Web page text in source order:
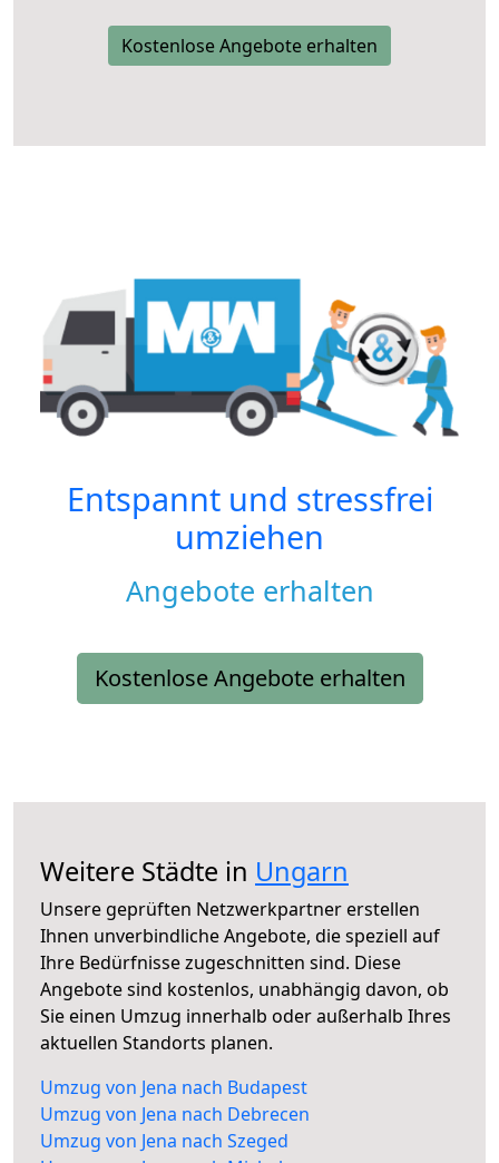
Kostenlose Angebote erhalten
Entspannt und stressfrei
umziehen
Angebote erhalten
Kostenlose Angebote erhalten
Weitere Städte in Ungarn
Unsere geprüften Netzwerkpartner erstellen
Ihnen unverbindliche Angebote, die speziell auf
Ihre Bedürfnisse zugeschnitten sind. Diese
Angebote sind kostenlos, unabhängig davon, ob
Sie einen Umzug innerhalb oder außerhalb Ihres
aktuellen Standorts planen.
Umzug von Jena nach Budapest
Umzug von Jena nach Debrecen
Umzug von Jena nach Szeged